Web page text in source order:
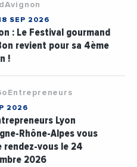
SEP 2026
: Le Festival gourmand
revient pour sa 4ème
!
2026
Lyon
Rhône-Alpes vous
rendez-vous le 24
2026